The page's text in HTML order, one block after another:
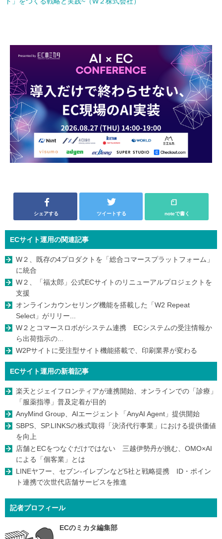
シェアする ツイートする noteで書く
ECサイト運用の関連記事
W２、既存の4プロダクトを「総合コマースプラットフォーム」
に統合
W２、「福太郎」公式ECサイトのリニューアルプロジェクトを
支援
オンラインカウンセリング機能を搭載した「W2 Repeat
Select」がリリー...
W２とコマースロボがシステム連携 ECシステムの受注情報か
ら出荷指示の...
W2Pサイトに受注型サイト機能搭載で、印刷業界が変わる
ECサイト運用の新着記事
楽天とジェイフロンティアが連携開始、オンラインでの「診療」
「服薬指導」普及定着が目的
AnyMind Group、AIエージェント「AnyAI Agent」提供開始
SBPS、SP.LINKSの株式取得「決済代行事業」における提供価値
を向上
店舗とECをつなぐだけではない 三越伊勢丹が挑む、OMO×AI
による「個客業」とは
LINEヤフー、セブン-イレブンなど5社と戦略提携 ID・ポイン
ト連携で次世代店舗サービスを推進
記者プロフィール
ECのミカタ編集部